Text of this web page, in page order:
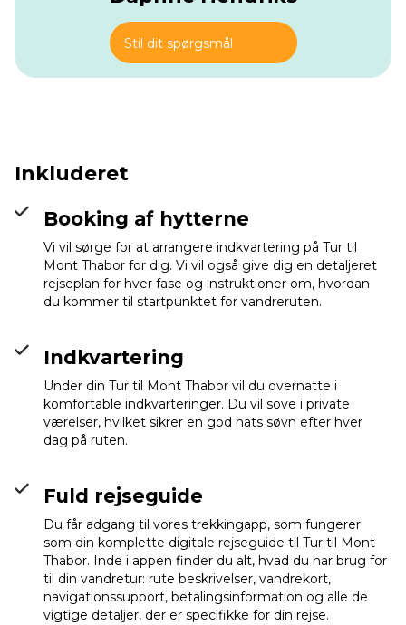
Stil dit spørgsmål
Inkluderet
Booking af hytterne
Vi vil sørge for at arrangere indkvartering på Tur til
Mont Thabor for dig. Vi vil også give dig en detaljeret
rejseplan for hver fase og instruktioner om, hvordan
du kommer til startpunktet for vandreruten.
Indkvartering
Under din Tur til Mont Thabor vil du overnatte i
komfortable indkvarteringer. Du vil sove i private
værelser, hvilket sikrer en god nats søvn efter hver
dag på ruten.
Fuld rejseguide
Du får adgang til vores trekkingapp, som fungerer
som din komplette digitale rejseguide til Tur til Mont
Thabor. Inde i appen finder du alt, hvad du har brug for
til din vandretur: rute beskrivelser, vandrekort,
navigationssupport, betalingsinformation og alle de
vigtige detaljer, der er specifikke for din rejse.